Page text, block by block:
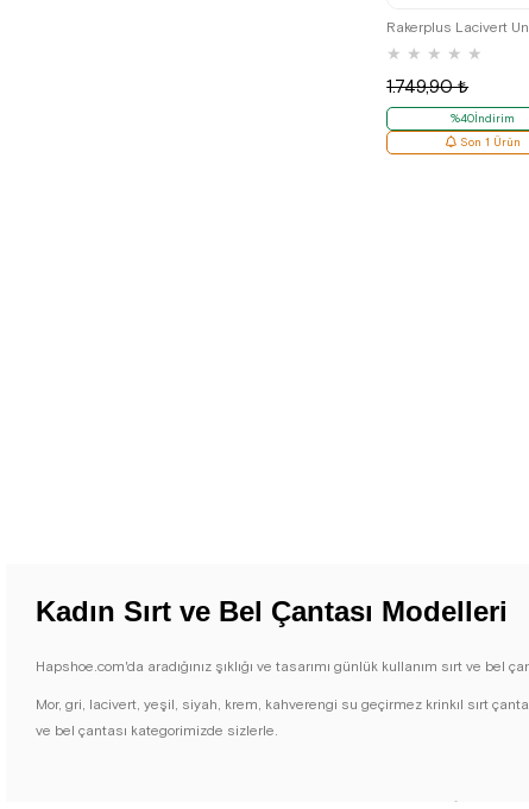
★ ★ ★ ★ ★
1.749,90 ₺
%40İndirim
Son 1 Ürün
Kadın Sırt ve Bel Çantası Modelleri
Hapshoe.com'da aradığınız şıklığı ve tasarımı günlük kullanım sırt ve
Mor, gri, lacivert, yeşil, siyah, krem, kahverengi su geçirmez krinkıl sırt
ve bel çantası kategorimizde sizlerle.